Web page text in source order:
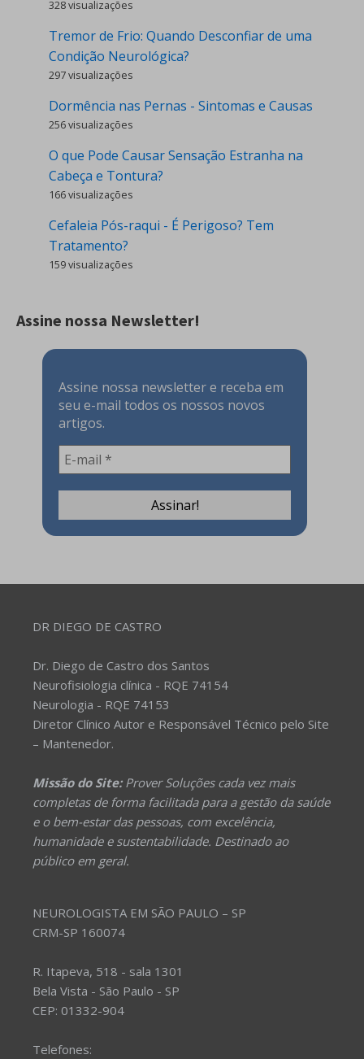
328 visualizações
Tremor de Frio: Quando Desconfiar de uma
Condição Neurológica?
297 visualizações
Dormência nas Pernas - Sintomas e Causas
256 visualizações
O que Pode Causar Sensação Estranha na
Cabeça e Tontura?
166 visualizações
Cefaleia Pós-raqui - É Perigoso? Tem
Tratamento?
159 visualizações
Assine nossa Newsletter!
Assine nossa newsletter e receba em
seu e-mail todos os nossos novos
artigos.
DR DIEGO DE CASTRO
Dr. Diego de Castro dos Santos
Neurofisiologia clínica - RQE 74154
Neurologia - RQE 74153
Diretor Clínico Autor e Responsável Técnico pelo Site
– Mantenedor.
Missão do Site:Prover Soluções cada vez mais
completas de forma facilitada para a gestão da saúde
e o bem-estar das pessoas, com excelência,
humanidade e sustentabilidade. Destinado ao
público em geral.
NEUROLOGISTA EM SÃO PAULO – SP
CRM-SP 160074
R. Itapeva, 518 - sala 1301
Bela Vista - São Paulo - SP
CEP: 01332-904
Telefones: